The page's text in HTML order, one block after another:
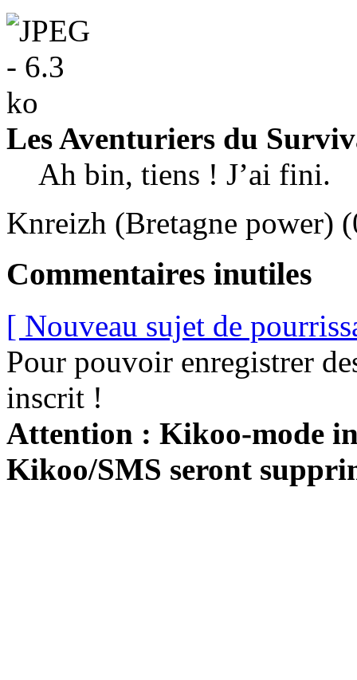
Les Aventuriers du
Ah bin, tiens ! J’ai fini.
Knreizh (Bretagne power)
Commentaires inutiles
[ Nouveau sujet de
Pour pouvoir enregistrer
inscrit !
Attention : Kikoo-mode
Kikoo/SMS seront